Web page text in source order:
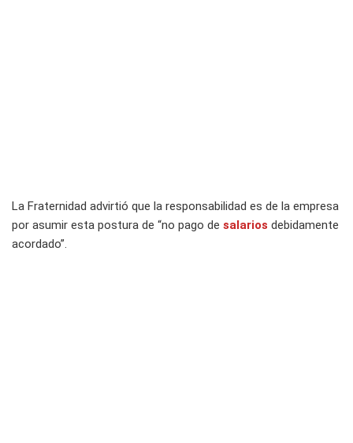
La Fraternidad advirtió que la responsabilidad es de la empresa
por asumir esta postura de “no pago de salarios debidamente
acordado”.